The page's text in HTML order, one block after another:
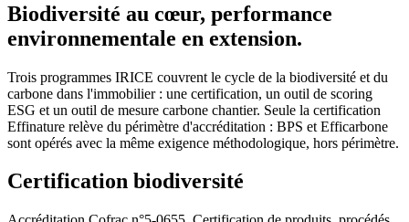
Biodiversité au cœur, performance
environnementale en extension.
Trois programmes IRICE couvrent le cycle de la biodiversité et du
carbone dans l'immobilier : une certification, un outil de scoring
ESG et un outil de mesure carbone chantier. Seule la certification
Effinature relève du périmètre d'accréditation : BPS et Efficarbone
sont opérés avec la même exigence méthodologique, hors périmètre.
Certification biodiversité